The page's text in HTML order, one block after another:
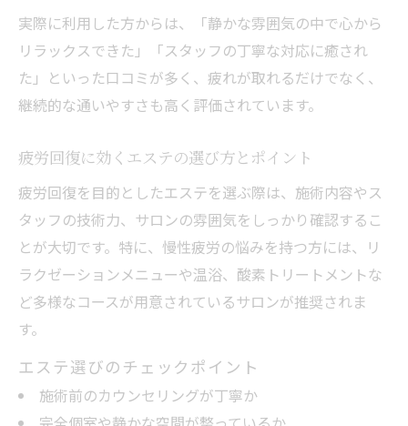
実際に利用した方からは、「静かな雰囲気の中で心から
リラックスできた」「スタッフの丁寧な対応に癒され
た」といった口コミが多く、疲れが取れるだけでなく、
継続的な通いやすさも高く評価されています。
疲労回復に効くエステの選び方とポイント
疲労回復を目的としたエステを選ぶ際は、施術内容やス
タッフの技術力、サロンの雰囲気をしっかり確認するこ
とが大切です。特に、慢性疲労の悩みを持つ方には、リ
ラクゼーションメニューや温浴、酸素トリートメントな
ど多様なコースが用意されているサロンが推奨されま
す。
エステ選びのチェックポイント
施術前のカウンセリングが丁寧か